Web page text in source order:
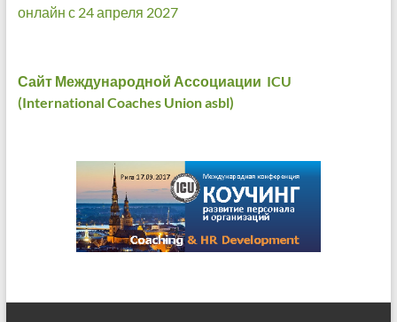
онлайн с 24 апреля 2027
Сайт Международной Ассоциации ICU
(International Coaches Union asbl)